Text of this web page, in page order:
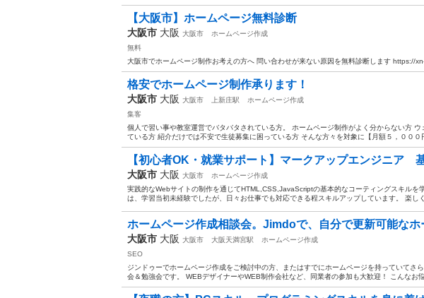
【大阪市】ホームページ無料診断
大阪市 大阪 大阪市
ホームページ作成
無料
大阪市でホームページ制作お考えの方へ 問い合わせが来ない原因を無料診断します https://
格安でホームページ制作承ります！
大阪市 大阪 大阪市 上新庄駅
ホームページ作成
集客
個人で習い事や教室運営でバタバタされている方。 ホームページ制作がよく分からない方 ウ
ている方 紹介だけでは不安で生徒募集に困っている方 そんな方々を対象に【月額５，０００
【初心者OK・就業サポート】マークアップエンジニア
大阪市 大阪 大阪市
ホームページ作成
実践的なWebサイトの制作を通じてHTML,CSS,JavaScriptの基本的なコーティングスキルを
は、学習当初未経験でしたが、日々お仕事でも対応できる程スキルアップしています。 楽し
ホームページ作成相談会。Jimdoで、自分で更新可能なホ
大阪市 大阪 大阪市 大阪天満宮駅
ホームページ作成
SEO
ジンドゥーでホームページ作成をご検討中の方、またはすでにホームページを持っていてさ
会＆勉強会です。 WEBデザイナーやWEB制作会社など、同業者の参加も大歓迎！ こんなお悩